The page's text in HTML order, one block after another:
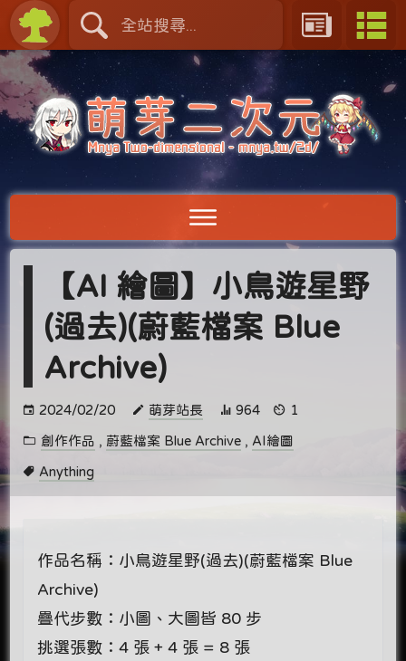
【AI 繪圖】小鳥遊星野
(過去)(蔚藍檔案 Blue
Archive)
2024/02/20 萌芽站長 964 1
創作作品 , 蔚藍檔案 Blue Archive , AI繪圖
Anything
作品名稱：小鳥遊星野(過去)(蔚藍檔案 Blue
Archive)
疊代步數：小圖、大圖皆 80 步
挑選張數：4 張 + 4 張 = 8 張